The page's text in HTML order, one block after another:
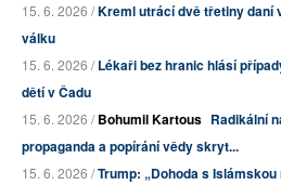
15. 6. 2026 /Kreml utrácí dvě třetiny daní
válku
15. 6. 2026 /Lékaři bez hranic hlásí
dětí v Čadu
15. 6. 2026 /Bohumil Kartous Radikální
propaganda a popírání vědy skryt...
15. 6. 2026 /Trump: „Dohoda s